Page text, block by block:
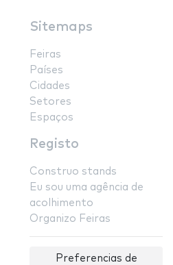
Sitemaps
Feiras
Países
Cidades
Setores
Espaços
Registo
Construo stands
Eu sou uma agência de
acolhimento
Organizo Feiras
Preferencias de